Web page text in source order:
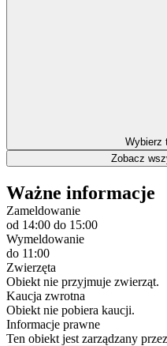
Wybierz
Zobacz
Ważne informacje
Zameldowanie
od 14:00 do 15:00
Wymeldowanie
do 11:00
Zwierzęta
Obiekt nie przyjmuje zwierząt.
Kaucja zwrotna
Obiekt nie pobiera kaucji.
Informacje prawne
Ten obiekt jest zarządzany